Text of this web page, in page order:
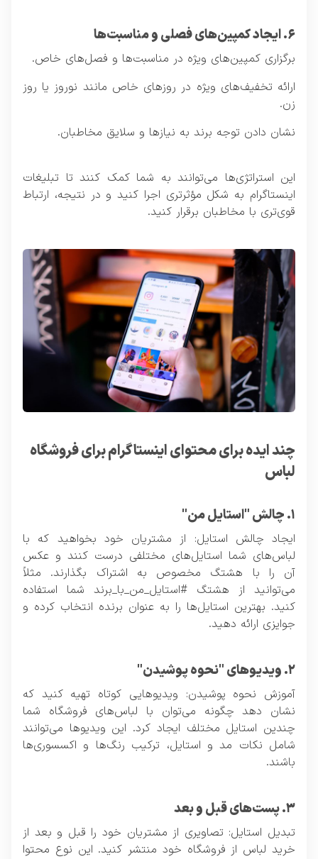
۶. ایجاد کمپین‌های فصلی و مناسبت‌ها
برگزاری کمپین‌های ویژه در مناسبت‌ها و فصل‌های خاص.
ارائه تخفیف‌های ویژه در روزهای خاص مانند نوروز یا روز
زن.
نشان دادن توجه برند به نیازها و سلایق مخاطبان.
این استراتژی‌ها می‌توانند به شما کمک کنند تا تبلیغات
اینستاگرام به شکل مؤثرتری اجرا کنید و در نتیجه، ارتباط
قوی‌تری با مخاطبان برقرار کنید.
چند ایده برای محتوای اینستاگرام برای فروشگاه
لباس
۱. چالش "استایل من"
ایجاد چالش استایل: از مشتریان خود بخواهید که با
لباس‌های شما استایل‌های مختلفی درست کنند و عکس
آن را با هشتگ مخصوص به اشتراک بگذارند. مثلاً
می‌توانید از هشتگ #استایل_من_با_برند شما استفاده
کنید. بهترین استایل‌ها را به عنوان برنده انتخاب کرده و
جوایزی ارائه دهید.
۲. ویدیوهای "نحوه پوشیدن"
آموزش نحوه پوشیدن: ویدیوهایی کوتاه تهیه کنید که
نشان دهد چگونه می‌توان با لباس‌های فروشگاه شما
چندین استایل مختلف ایجاد کرد. این ویدیوها می‌توانند
شامل نکات مد و استایل، ترکیب رنگ‌ها و اکسسوری‌ها
باشند.
۳. پست‌های قبل و بعد
تبدیل استایل: تصاویری از مشتریان خود را قبل و بعد از
خرید لباس از فروشگاه خود منتشر کنید. این نوع محتوا